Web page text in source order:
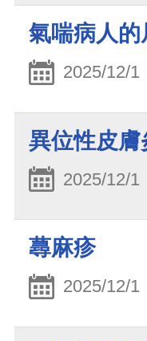
氣喘病人的
2025/12/1
異位性皮膚
2025/12/1
蕁麻疹
2025/12/1